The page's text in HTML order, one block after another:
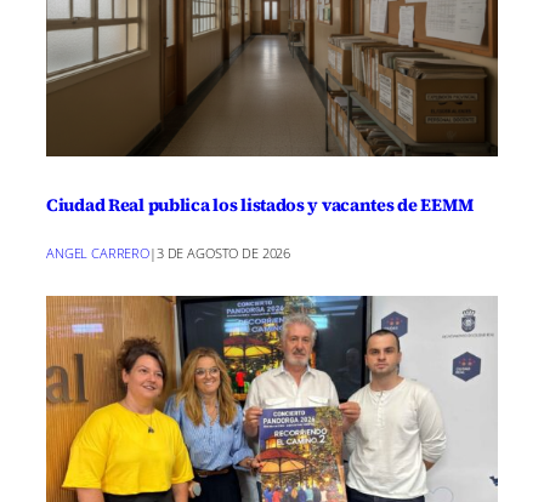
Ciudad Real publica los listados y vacantes de EEMM
ANGEL CARRERO|3 DE AGOSTO DE 2026